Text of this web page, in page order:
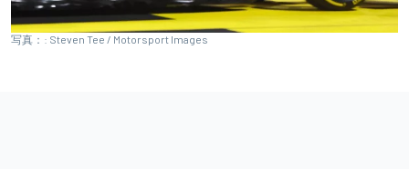
写真：: Steven Tee / Motorsport Images